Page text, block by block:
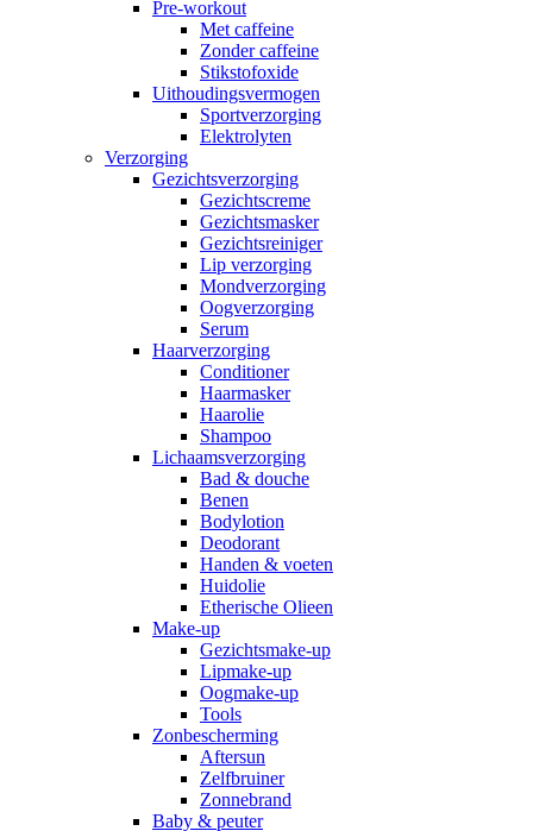
Pre-workout
Met caffeine
Zonder caffeine
Stikstofoxide
Uithoudingsvermogen
Sportverzorging
Elektrolyten
Verzorging
Gezichtsverzorging
Gezichtscreme
Gezichtsmasker
Gezichtsreiniger
Lip verzorging
Mondverzorging
Oogverzorging
Serum
Haarverzorging
Conditioner
Haarmasker
Haarolie
Shampoo
Lichaamsverzorging
Bad & douche
Benen
Bodylotion
Deodorant
Handen & voeten
Huidolie
Etherische Olieen
Make-up
Gezichtsmake-up
Lipmake-up
Oogmake-up
Tools
Zonbescherming
Aftersun
Zelfbruiner
Zonnebrand
Baby & peuter